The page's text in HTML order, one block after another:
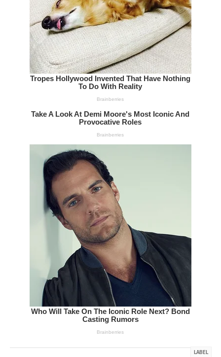
LABEL